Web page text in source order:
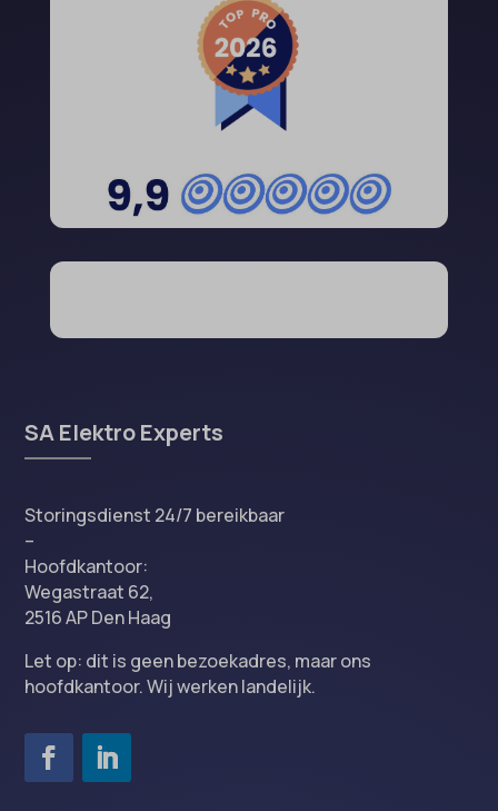
SA Elektro Experts
Storingsdienst 24/7 bereikbaar
–
Hoofdkantoor:
Wegastraat 62,
2516 AP Den Haag
Let op: dit is geen bezoekadres, maar ons
hoofdkantoor. Wij werken landelijk.